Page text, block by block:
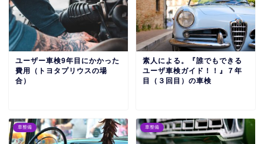
ユーザー車検9年目にかかった
費用（トヨタプリウスの場
合）
素人による。『誰でもできる
ユーザ車検ガイド！！』７年
目（３回目）の車検
車整備 車整備